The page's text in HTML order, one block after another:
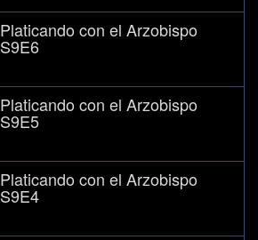
Platicando con el Arzobispo
S9E6
Platicando con el Arzobispo
S9E5
Platicando con el Arzobispo
S9E4